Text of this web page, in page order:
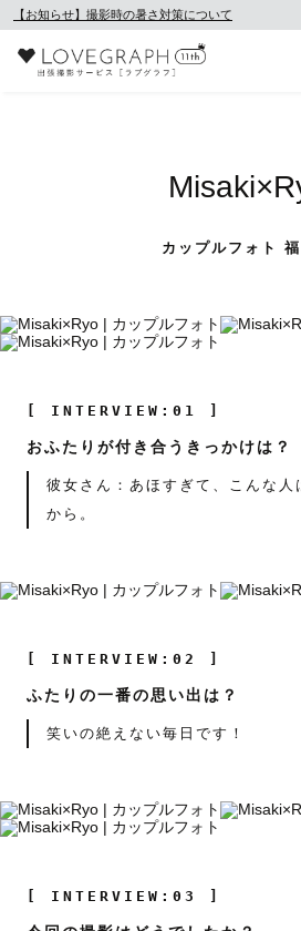
【お知らせ】撮影時の暑さ対策について
カップルフォト
[ INTERVIEW:01 ]
おふたりが付き合うきっかけは？
彼女さん：あほすぎて、こんな人
から。
[ INTERVIEW:02 ]
ふたりの一番の思い出は？
笑いの絶えない毎日です！
[ INTERVIEW:03 ]